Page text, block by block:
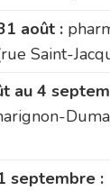
août :
Saint-
au 4
septembre :